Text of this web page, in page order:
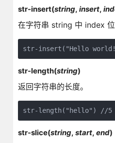
str-insert(string, insert,
在字符串 string 中 index 位
str-insert("Hello
str-length(string)
返回字符串的长度。
str-length("hello") //5
str-slice(string, start, end)